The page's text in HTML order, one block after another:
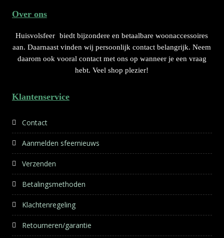
Over ons
Huisvolsfeer biedt bijzondere en betaalbare woonaccessoires
aan. Daarnaast vinden wij persoonlijk contact belangrijk. Neem
daarom ook vooral contact met ons op wanneer je een vraag
hebt. Veel shop plezier!
Klantenservice
Contact
Aanmelden sfeernieuws
Verzenden
Betalingsmethoden
Klachtenregeling
Retourneren/garantie